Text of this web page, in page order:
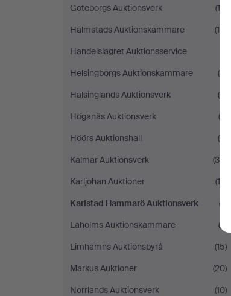
Göteborgs Auktionsverk
(13)
Halmstads Auktionskammare
(16)
Handelslagret Auktionsservice
Helsingborgs Auktionskammare
(8)
Hälsinglands Auktionsverk
(5)
Höganäs Auktionsverk
(3)
Höörs Auktionshall
(6)
Kalmar Auktionsverk
(39)
Karljohan Auktioner
(13)
Karlstad Hammarö Auktionsverk
(1)
Laholms Auktionskammare
(3)
Limhamns Auktionsbyrå
(15)
Markus Auktioner
(20)
Norrlands Auktionsverk
(10)